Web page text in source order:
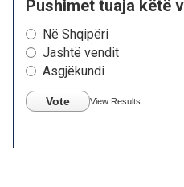
Pushimet tuaja këtë
Në Shqipëri
Jashtë vendit
Asgjëkundi
Vote View Results